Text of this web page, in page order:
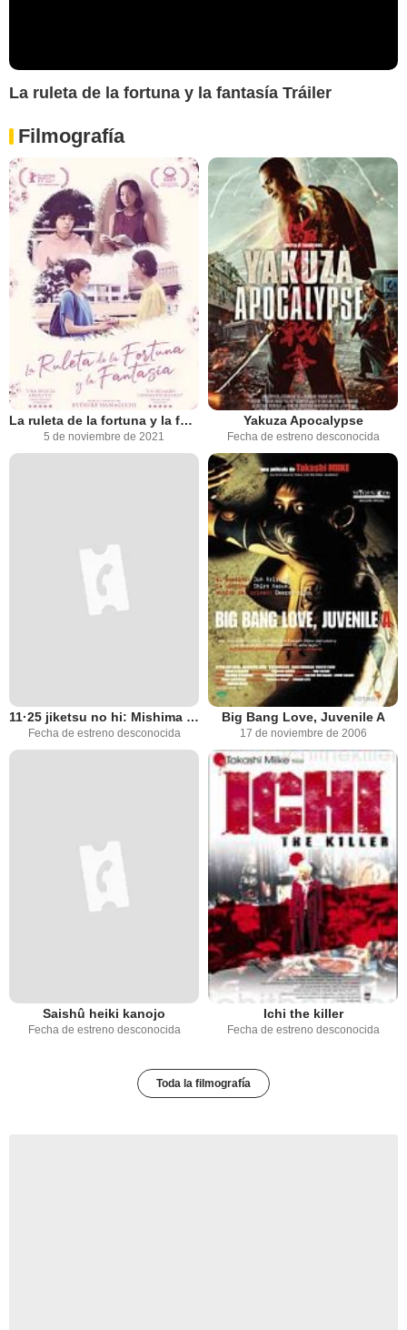
La ruleta de la fortuna y la fantasía Tráiler
Filmografía
La ruleta de la fortuna y la fantasía
5 de noviembre de 2021
Yakuza Apocalypse
Fecha de estreno desconocida
11·25 jiketsu no hi: Mishima Yukio to wakamono-tachi
Fecha de estreno desconocida
Big Bang Love, Juvenile A
17 de noviembre de 2006
Saishû heiki kanojo
Fecha de estreno desconocida
Ichi the killer
Fecha de estreno desconocida
Toda la filmografía